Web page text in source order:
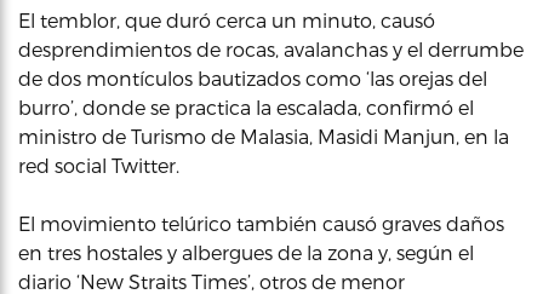
El temblor, que duró cerca un minuto, causó
desprendimientos de rocas, avalanchas y el derrumbe
de dos montículos bautizados como ‘las orejas del
burro’, donde se practica la escalada, confirmó el
ministro de Turismo de Malasia, Masidi Manjun, en la
red social Twitter.
El movimiento telúrico también causó graves daños
en tres hostales y albergues de la zona y, según el
diario ‘New Straits Times’, otros de menor